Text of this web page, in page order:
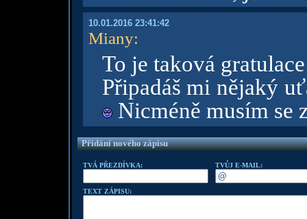
10.01.2016 23:41:42
Miany:
To je taková
Připadáš mi nějaký
Nicméně musím se
Přidání nového zápisu
TVÁ PŘEZDÍVKA: TVŮJ E-MAIL:
TEXT ZÁPISU: